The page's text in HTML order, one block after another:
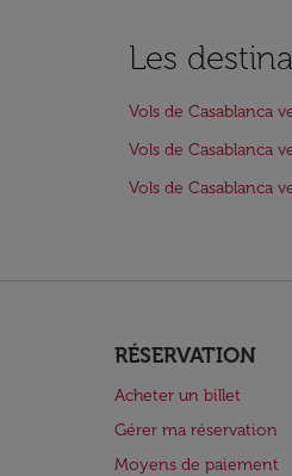
Les
Vols de Casablanca
Vols de Casablanca
Vols de Casablanca
RÉSERVATION
Acheter un billet
Gérer ma réservation
Moyens de paiement